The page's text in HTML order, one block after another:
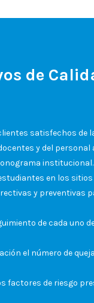
de
satisfechos de
y del
institucional.
en los
y preventivas
de cada uno
el número de
factores de riesgo